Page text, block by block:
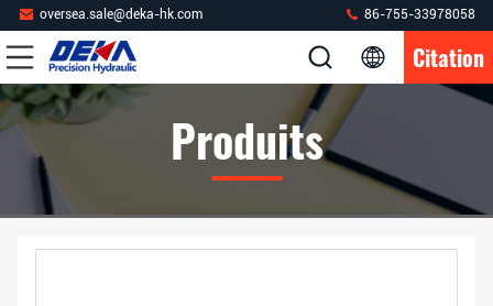
oversea.sale@deka-hk.com 86-755-33978058
Citation
Produits